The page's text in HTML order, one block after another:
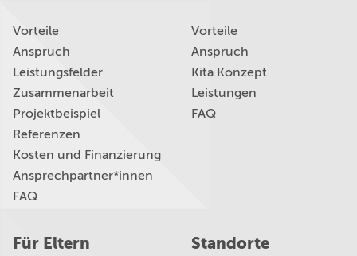
Vorteile
Anspruch
Leistungsfelder
Zusammenarbeit
Projektbeispiel
Referenzen
Kosten und Finanzierung
Ansprechpartner*innen
FAQ
Vorteile
Anspruch
Kita Konzept
Leistungen
FAQ
Für Eltern
Standorte